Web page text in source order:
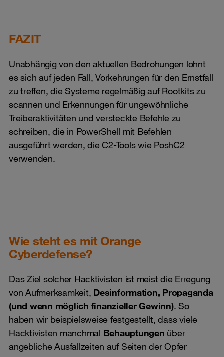
FAZIT
Unabhängig von den aktuellen Bedrohungen lohnt
es sich auf jeden Fall, Vorkehrungen für den Ernstfall
zu treffen, die Systeme regelmäßig auf Rootkits zu
scannen und Erkennungen für ungewöhnliche
Treiberaktivitäten und versteckte Befehle zu
schreiben, die in PowerShell mit Befehlen
ausgeführt werden, die C2-Tools wie PoshC2
verwenden.
Wie steht es mit Orange
Cyberdefense?
Das Ziel solcher Hacktivisten ist meist die Erregung
von Aufmerksamkeit, Desinformation, Propaganda
(und wenn möglich finanzieller Gewinn). So
haben wir beispielsweise festgestellt, dass viele
Hacktivisten manchmal Behauptungen über
angebliche Ausfallzeiten auf Seiten der Opfer